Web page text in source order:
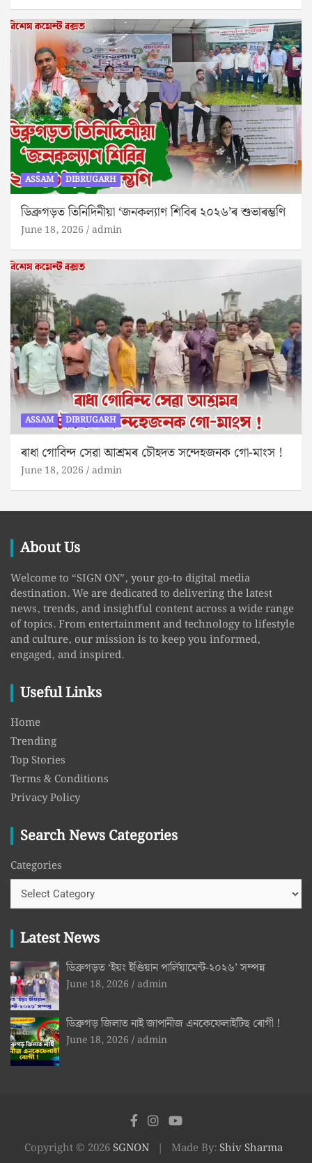
ASSAM DIBRUGARH
ডিব্ৰুগড়ত তিনিদিনীয়া ‘জনকল্যাণ শিবিৰ ২০২৬’ৰ শুভাৰম্ভণি
June 18, 2026 admin
ASSAM DIBRUGARH
ৰাধা গোবিন্দ সেৱা আশ্ৰমৰ চৌহদত সন্দেহজনক গো-মাংস !
June 18, 2026 admin
About Us
Welcome to “SIGN ON”, your go-to digital media
destination. We are dedicated to delivering the latest
news, trends, and insightful content across a wide range
of topics. From entertainment and technology to lifestyle
and culture, our mission is to keep you informed,
engaged, and inspired.
Useful Links
Home
Trending
Top Stories
Terms & Conditions
Privacy Policy
Search News Categories
Categories
Latest News
ডিব্ৰুগড়ত ‘ইয়ং ইণ্ডিয়ান পাৰ্লিয়ামেন্ট-২০২৬’ সম্পন্ন
June 18, 2026 admin
ডিব্ৰুগড় জিলাত নাই জাপানীজ এনকেফেলাইটিছ ৰোগী !
June 18, 2026 admin
Copyright © 2026SGNON Made By:Shiv Sharma